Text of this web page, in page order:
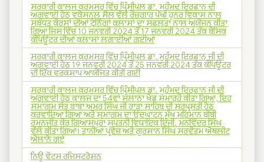
ਸਰਕਾਰੀ ਕਾਲਜ ਕਰਮਸਰ ਵਿੱਚ ਪ੍ਰਿੰਸੀਪਲ ਡਾ. ਮੁਹੰਮਦ ਇਰਫਾਨ ਦੀ
ਅਗਵਾਈ ਹੇਠ ਵਕੇਸਨਲ ਸੈਲ ਵੱਲੋਂ ਰੋਜ਼ਗਾਰ ਪੱਖੀ ਹੁਨਰ ਵਿਕਾਸ ਨਾਲ
ਸਬੰਧਤ ਕੋਰਸਾਂ ਦੀਆਂ ਟ੍ਰੇਨਿੰਗਾਂ ਕਲਾਸਾਂ ਦਾ ਸਫਲਤਾ ਨਾਲ ਅਯੋਜਨ ਕੀਤਾ
ਗਿਆ ਜਿਸ ਵਿੱਚ 10 ਜਨਵਰੀ 2024 ਤੋਂ 17 ਜਨਵਰੀ 2024 ਤੱਕ ਬੇਸਿਕ
ਕੰਪਿਊਟਰ ਦੀਆਂ ਕਲਾਸਾਂ ਲਗਾਈਆਂ ਗਈਆਂ
ਸਰਕਾਰੀ ਕਾਲਜ ਕਰਮਸਰ ਵਿੱਚ ਪ੍ਰਿੰਸੀਪਲ ਡਾ. ਮੁਹੰਮਦ ਇਰਫਾਨ ਜੀ ਦੀ
ਅਗਵਾਈ ਹੇਠ 19 ਜਨਵਰੀ 2024 ਤੋਂ 25 ਜਨਵਰੀ 2024 ਤੱਕ ਕੰਪਿਊਟਰ
ਦੀ ਇੱਕ ਵਰਕਸ਼ਾਪ ਆਯੋਜਿਤ ਕੀਤੀ ਗਈ
ਸਰਕਾਰੀ ਕਾਲਜ ਕਰਮਸਰ ਵਿੱਚ ਪ੍ਰਿੰਸੀਪਲ ਡਾ. ਮੁਹੰਮਦ ਇਰਫਾਨ ਜੀ ਦੀ
ਅਗਵਾਈ ਹੇਠ ਕਾਲਜ ਦਾ 54ਵਾਂ ਸਲਾਨਾ ਖੇਡ ਸਮਾਰਹੋ ਕੀਤਾ ਗਿਆ, ਇਹ
ਸਮਾਗਮ ਸੰਤ ਬਾਬਾ ਅਮਰ ਸਿੰਘ ਜੀ ਰਾੜਾ ਸਾਹਿਬ ਦੀ ਸਰਪ੍ਰਸਤੀ ਹੇਠ
ਕਰਵਾਇਆ ਗਿਆ ਅਤੇ ਸਮਾਗਮ ਦਾ ਉਦਘਾਟਨ ਮੁੱਖ ਮਹਿਮਾਨ ਬੀਬੀ
ਰਮਨਜੀਤ ਕੋਰ ਗਿਆਸਪੁਰਾ ਸੁਪਤਨੀ ਵਿਧਾਇਕ ਇੰਜੀ. ਮਨਵਿੰਦਰ ਸਿੰਘ
ਵੱਲੋ ਕੀਤਾ ਗਿਆ। ਤਾਨੀਆ ਪ੍ਰਵੇਜ਼ ਅਤੇ ਗੁਰਸ਼ਾਨ ਸਿੰਘ ਸਰਵੋਤਮ ਐਥਲੀਟ
ਐਲਾਨੇ ਗਏ
ਨਿਊ ਵੋਟਸ ਰਜਿਸਟਰੇਸ਼ਨ